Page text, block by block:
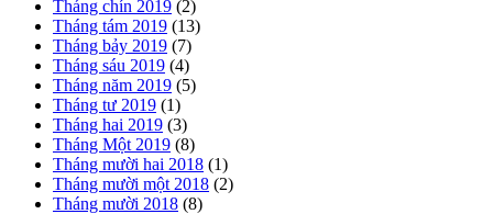
Tháng chín 2019 (2)
Tháng tám 2019 (13)
Tháng bảy 2019 (7)
Tháng sáu 2019 (4)
Tháng năm 2019 (5)
Tháng tư 2019 (1)
Tháng hai 2019 (3)
Tháng Một 2019 (8)
Tháng mười hai 2018 (1)
Tháng mười một 2018 (2)
Tháng mười 2018 (8)